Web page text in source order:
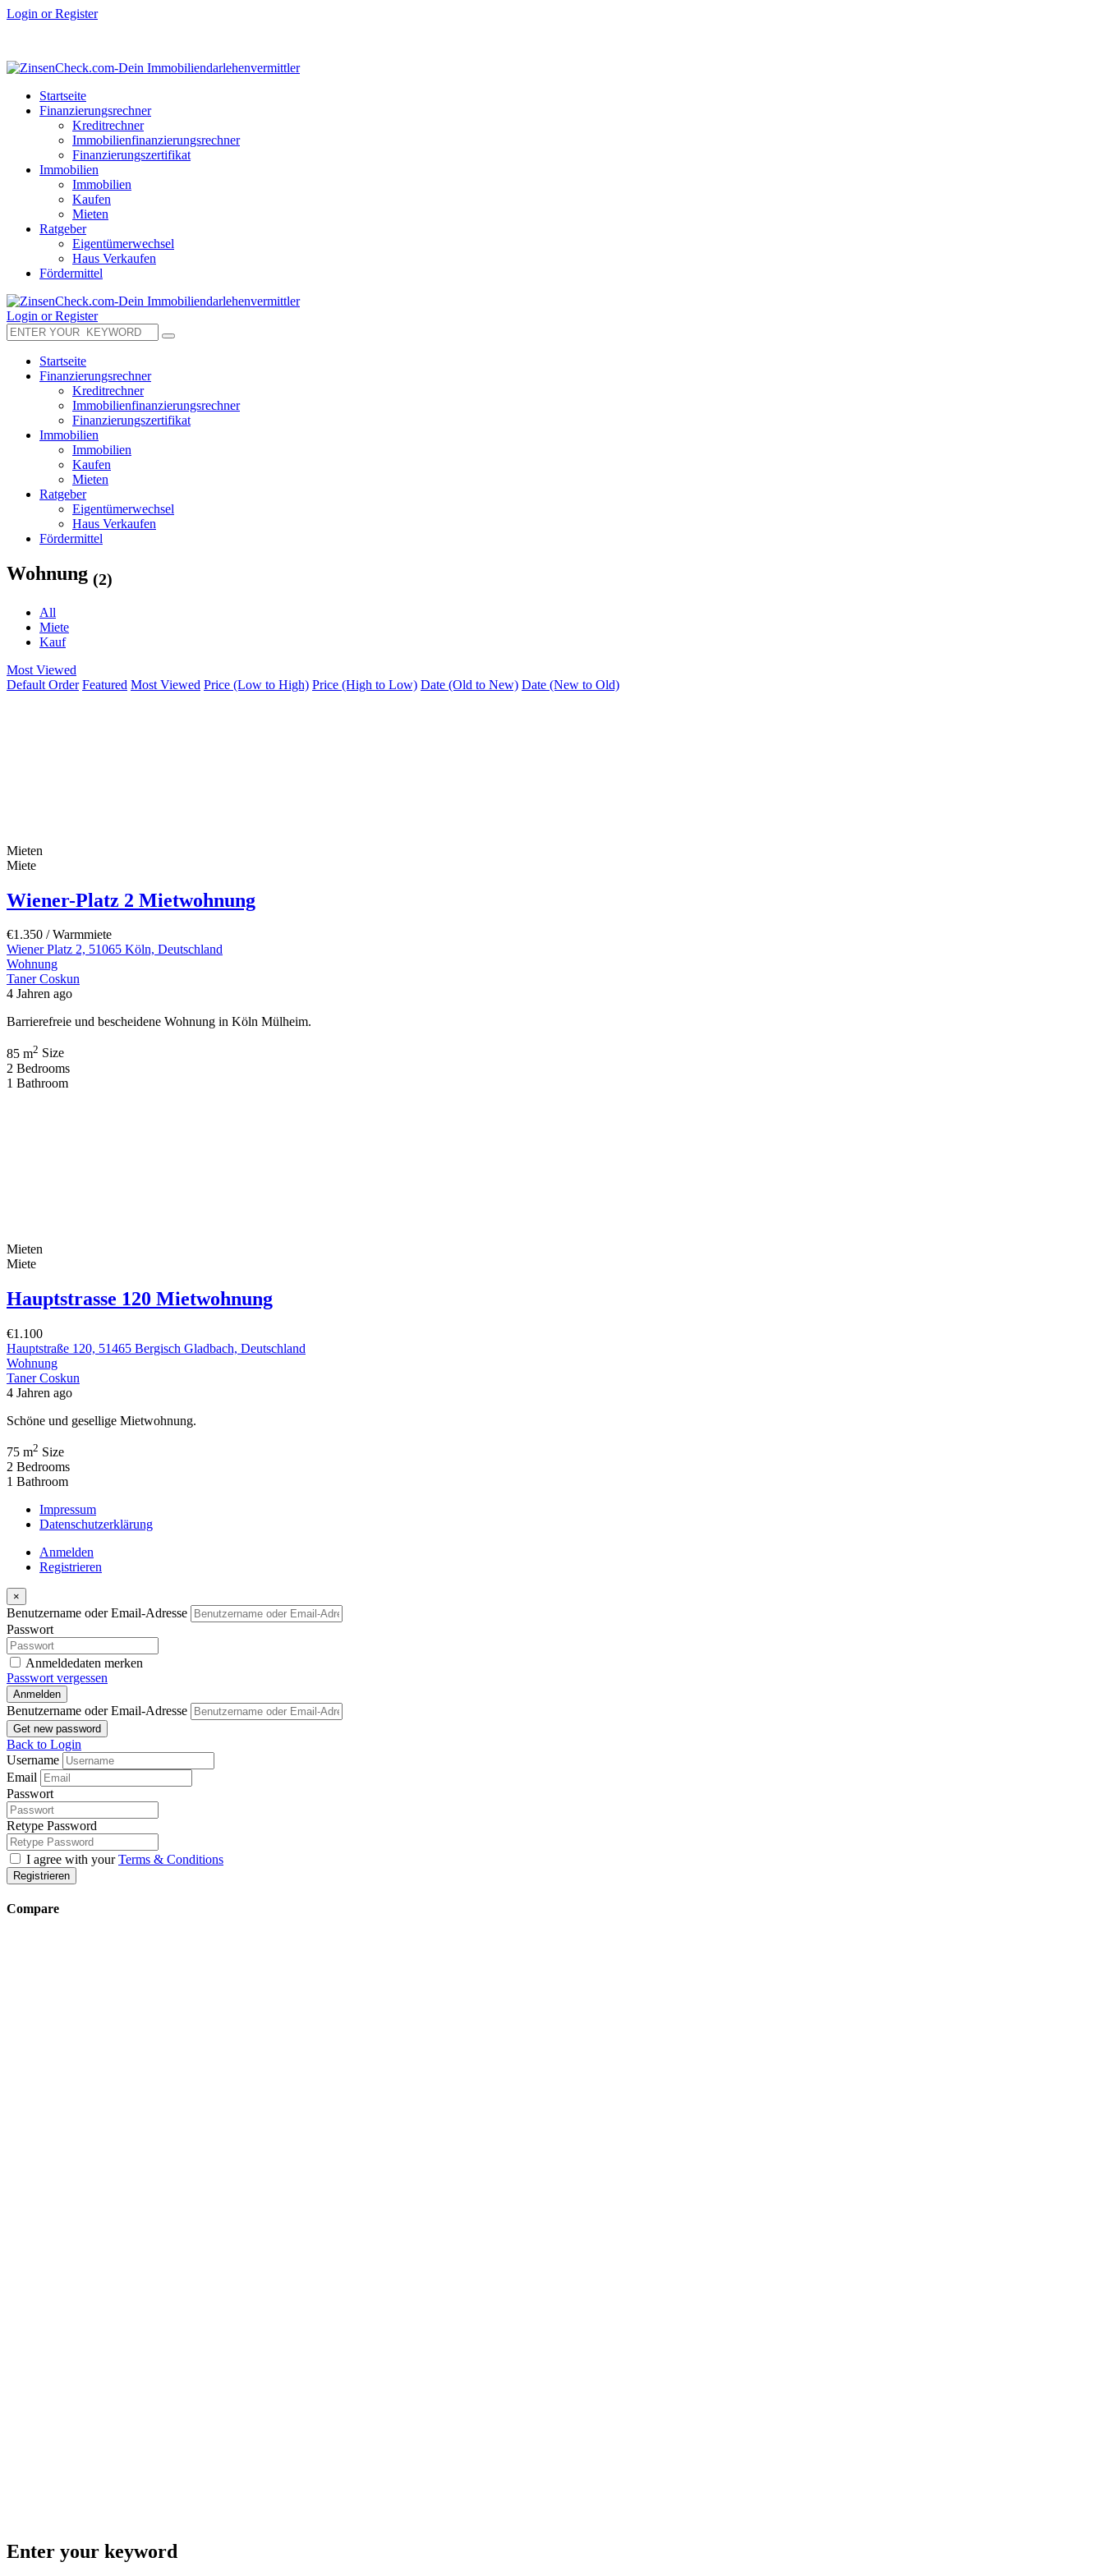
Login or Register
Startseite
Finanzierungsrechner
Kreditrechner
Immobilienfinanzierungsrechner
Finanzierungszertifikat
Immobilien
Immobilien
Kaufen
Mieten
Ratgeber
Eigentümerwechsel
Haus Verkaufen
Fördermittel
Login or Register
Startseite
Finanzierungsrechner
Kreditrechner
Immobilienfinanzierungsrechner
Finanzierungszertifikat
Immobilien
Immobilien
Kaufen
Mieten
Ratgeber
Eigentümerwechsel
Haus Verkaufen
Fördermittel
Wohnung (2)
All
Miete
Kauf
Most Viewed
Default Order Featured Most Viewed Price (Low to High) Price (High to Low) Date (Old to New) Date (New to Old)
Mieten
Miete
Wiener-Platz 2 Mietwohnung
€1.350 / Warmmiete
Wiener Platz 2, 51065 Köln, Deutschland
Wohnung
Taner Coskun
4 Jahren ago
Barrierefreie und bescheidene Wohnung in Köln Mülheim.
85 m2 Size
2 Bedrooms
1 Bathroom
Mieten
Miete
Hauptstrasse 120 Mietwohnung
€1.100
Hauptstraße 120, 51465 Bergisch Gladbach, Deutschland
Wohnung
Taner Coskun
4 Jahren ago
Schöne und gesellige Mietwohnung.
75 m2 Size
2 Bedrooms
1 Bathroom
Impressum
Datenschutzerklärung
Anmelden
Registrieren
×
Benutzername oder Email-Adresse
Passwort
Anmeldedaten merken
Passwort vergessen
Anmelden
Benutzername oder Email-Adresse
Get new password
Back to Login
Username
Email
Passwort
Retype Password
I agree with yourTerms & Conditions
Registrieren
Compare
Enter your keyword